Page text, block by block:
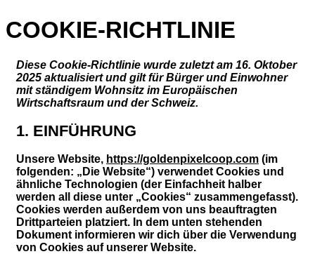
COOKIE-RICHTLINIE
Diese Cookie-Richtlinie wurde zuletzt am 16. Oktober
2025 aktualisiert und gilt für Bürger und Einwohner
mit ständigem Wohnsitz im Europäischen
Wirtschaftsraum und der Schweiz.
1. EINFÜHRUNG
Unsere Website, https://goldenpixelcoop.com (im
folgenden: „Die Website“) verwendet Cookies und
ähnliche Technologien (der Einfachheit halber
werden all diese unter „Cookies“ zusammengefasst).
Cookies werden außerdem von uns beauftragten
Drittparteien platziert. In dem unten stehenden
Dokument informieren wir dich über die Verwendung
von Cookies auf unserer Website.